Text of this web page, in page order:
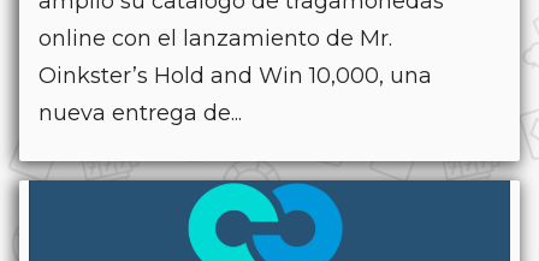
online con el lanzamiento de Mr.
Oinkster’s Hold and Win 10,000, una
nueva entrega de...